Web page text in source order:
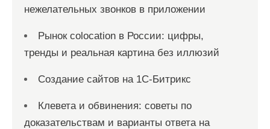
нежелательных звонков в приложении
Рынок colocation в России: цифры,
тренды и реальная картина без иллюзий
Создание сайтов на 1С-Битрикс
Клевета и обвинения: советы по
доказательствам и варианты ответа на